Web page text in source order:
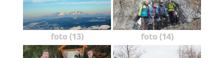
foto (13) foto (14)